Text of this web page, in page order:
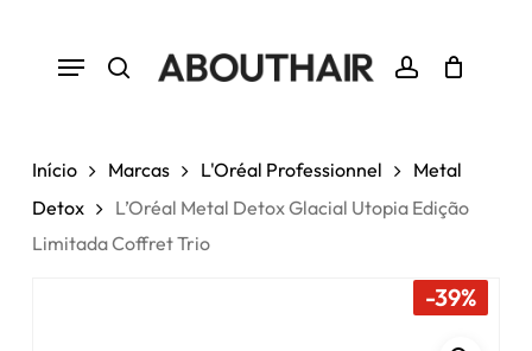
search account
Menu Cart Close
Cart
Início Marcas L'Oréal Professionnel
Metal
Detox
L’Oréal Metal Detox Glacial Utopia Edição
Limitada Coffret Trio
-39%
Seja o primeiro a avaliar
“L’Oréal Metal Detox Glacial
Tem deiniciar sessãopara enviar uma
avaliação.